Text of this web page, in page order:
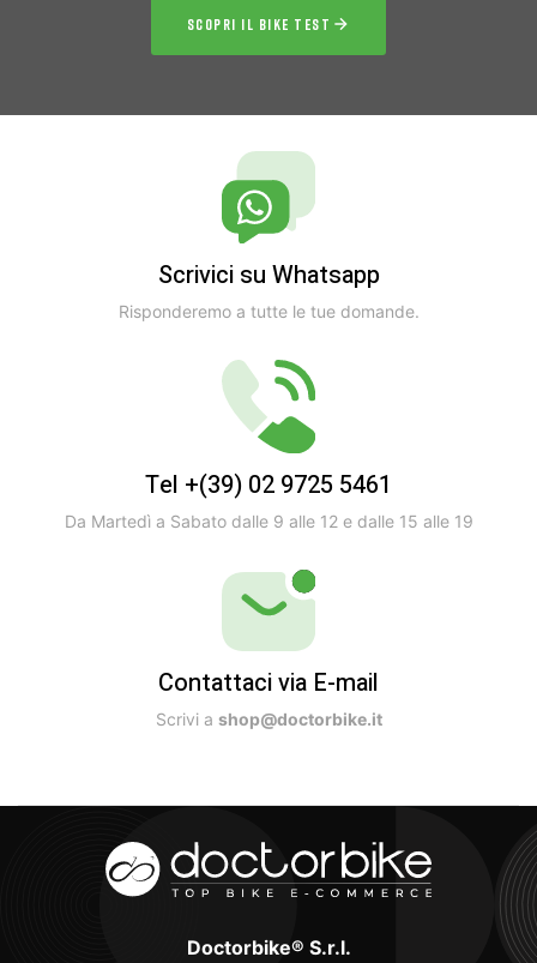
SCOPRI IL BIKE TEST
Scrivici su Whatsapp
Risponderemo a tutte le tue domande.
Tel +(39) 02 9725 5461
Da Martedì a Sabato dalle 9 alle 12 e dalle 15 alle 19
Contattaci via E-mail
Scrivi a shop@doctorbike.it
Doctorbike® S.r.l.